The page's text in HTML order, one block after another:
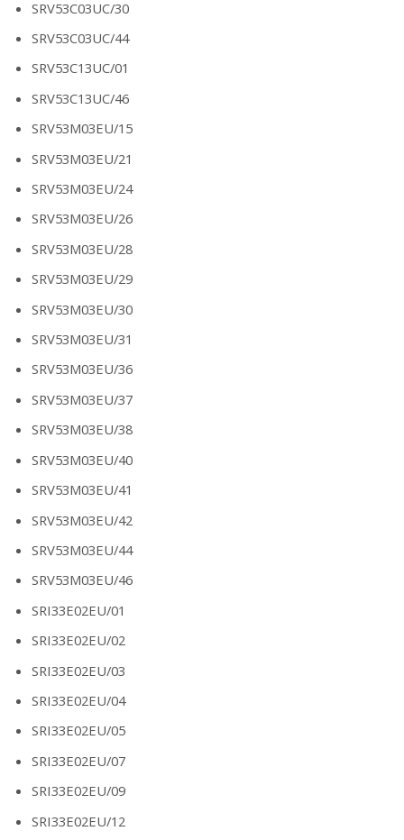
SRV53C03UC/30
SRV53C03UC/44
SRV53C13UC/01
SRV53C13UC/46
SRV53M03EU/15
SRV53M03EU/21
SRV53M03EU/24
SRV53M03EU/26
SRV53M03EU/28
SRV53M03EU/29
SRV53M03EU/30
SRV53M03EU/31
SRV53M03EU/36
SRV53M03EU/37
SRV53M03EU/38
SRV53M03EU/40
SRV53M03EU/41
SRV53M03EU/42
SRV53M03EU/44
SRV53M03EU/46
SRI33E02EU/01
SRI33E02EU/02
SRI33E02EU/03
SRI33E02EU/04
SRI33E02EU/05
SRI33E02EU/07
SRI33E02EU/09
SRI33E02EU/12